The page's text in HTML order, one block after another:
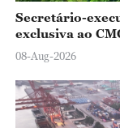
Secretário-
exclusiva ao
08-Aug-2026